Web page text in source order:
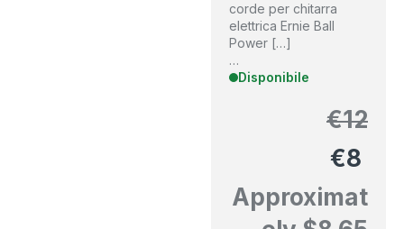
corde per chitarra
elettrica Ernie Ball
Power […]
…
Disponibile
€12
€8
Approximat